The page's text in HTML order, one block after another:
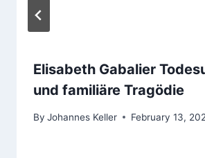
Elisabeth Gabalier
und familiäre Tragödie
By Johannes Keller February 13,